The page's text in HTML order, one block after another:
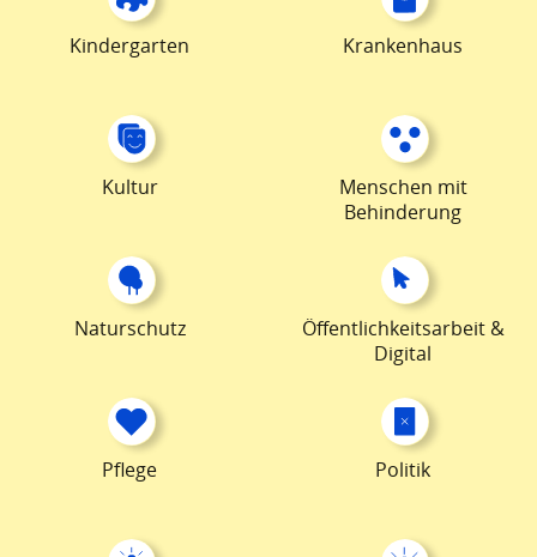
Kindergarten Krankenhaus
Kultur
Menschen mit
Behinderung
Naturschutz
Öffentlichkeitsarbeit &
Digital
Pflege Politik